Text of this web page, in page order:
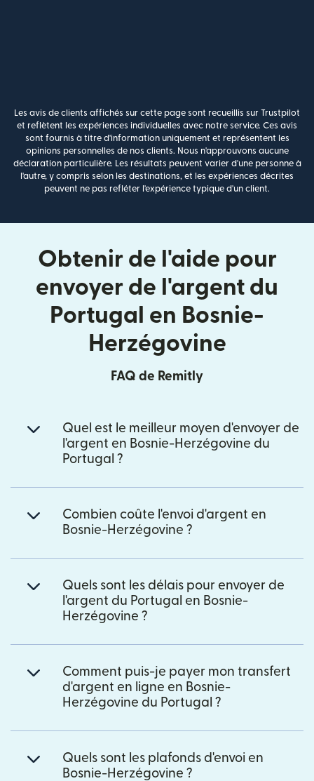
Les avis de clients affichés sur cette page sont recueillis sur Trustpilot
et reflètent les expériences individuelles avec notre service. Ces avis
sont fournis à titre d'information uniquement et représentent les
opinions personnelles de nos clients. Nous n'approuvons aucune
déclaration particulière. Les résultats peuvent varier d'une personne à
l'autre, y compris selon les destinations, et les expériences décrites
peuvent ne pas refléter l'expérience typique d'un client.
Obtenir de l'aide pour
envoyer de l'argent du
Portugal en Bosnie-
Herzégovine
FAQ de Remitly
Quel est le meilleur moyen d'envoyer de
l'argent en Bosnie-Herzégovine du
Portugal ?
Combien coûte l'envoi d'argent en
Bosnie-Herzégovine ?
Quels sont les délais pour envoyer de
l'argent du Portugal en Bosnie-
Herzégovine ?
Comment puis-je payer mon transfert
d'argent en ligne en Bosnie-
Herzégovine du Portugal ?
Quels sont les plafonds d'envoi en
Bosnie-Herzégovine ?